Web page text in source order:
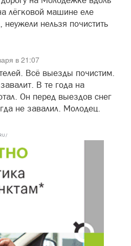
лёгковой машине еле
нельзя почистить
в 21:07
Всё выезды почистим.
В те года на
Он перед выездов снег
не завалил. Молодец.